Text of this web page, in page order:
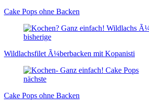
Cake Pops ohne Backen
bisherige
Wildlachsfilet Ã¼berbacken mit Kopanisti
nächste
Cake Pops ohne Backen